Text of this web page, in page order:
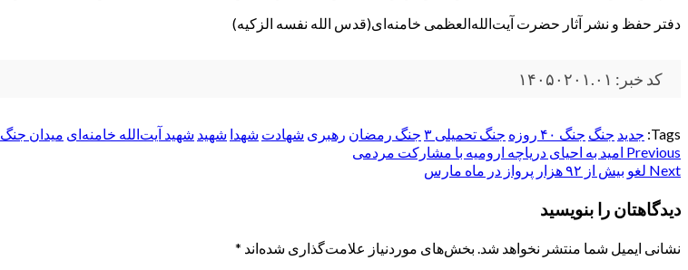
دفتر حفظ و نشر آثار حضرت آیت‌الله‌العظمی خامنه‌ای(قدس الله نفسه الزکیه)
کد خبر: ۱۴۰۵۰۲۰۱.۰۱
Tags: جدید جنگ جنگ ۴۰ روزه جنگ تحمیلی ۳ جنگ رمضان رهبری شهادت شهدا شهید شهید آیت‌الله خامنه‌ای میدان جنگ
Post
navigation
Previous امید به احیای دریاچه ارومیه با مشارکت مردمی
Next لغو بیش از ۹۲ هزار پرواز در ماه مارس
دیدگاهتان را بنویسید
نشانی ایمیل شما منتشر نخواهد شد. بخش‌های موردنیاز علامت‌گذاری شده‌اند *